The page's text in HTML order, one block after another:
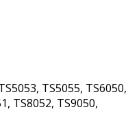
TS5055, TS6050,
TS8052, TS9050,